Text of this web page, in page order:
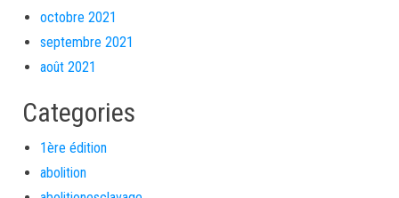
octobre 2021
septembre 2021
août 2021
Categories
1ère édition
abolition